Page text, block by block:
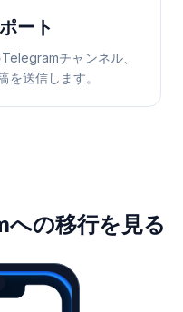
ート
チャンネル、
を送信します。
の移行を見る